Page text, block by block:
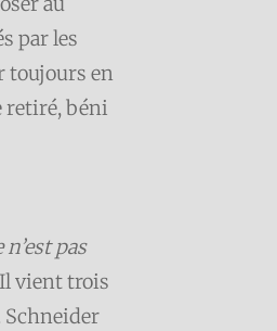
par les
toujours en
retiré, béni
n’est pas
vient trois
Schneider